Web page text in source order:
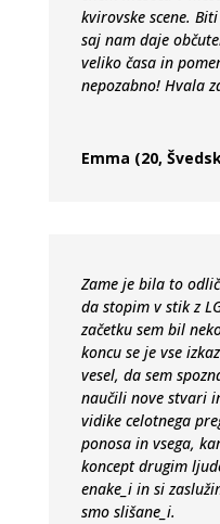
kvirovske scene.
saj nam daje
veliko časa in
nepozabno! Hvala
Emma (20,
Zame je bila to
da stopim v stik z
začetku sem bil
koncu se je vse
vesel, da sem
naučili nove stvari
vidike celotnega
ponosa in vsega,
koncept drugim
enake_i in si
smo slišane_i.